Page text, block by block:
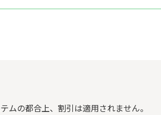
ムの都合上、割引は適用されません。